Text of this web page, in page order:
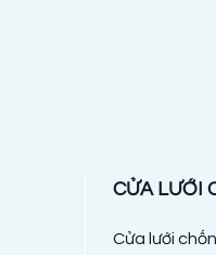
CỬA LƯỚI
Cửa lưới